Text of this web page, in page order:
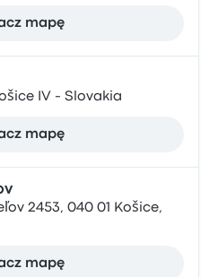
mapę
IV - Slovakia
mapę
2453, 040 01 Košice,
mapę